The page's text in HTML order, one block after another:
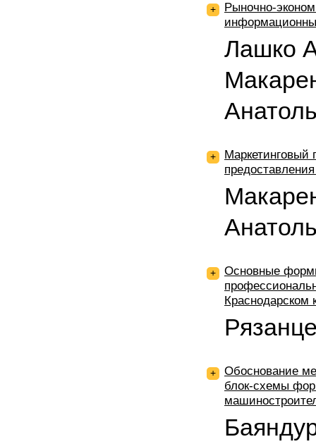
+
Рыночно-
Лашко
+
Маркетинговый
+
Основные
Краснодарском
+
Обоснование
блок-схемы